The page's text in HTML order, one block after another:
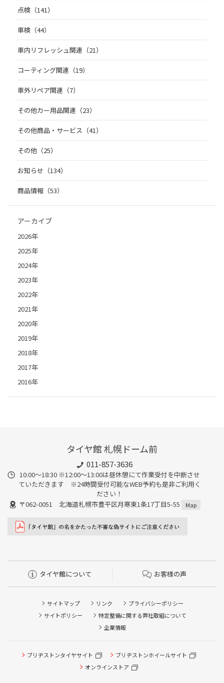
点検（141）
車検（44）
車内リフレッシュ関連（21）
コーティング関連（19）
車外リペア関連（7）
その他カー用品関連（23）
その他商品・サービス（41）
その他（25）
お知らせ（134）
商品情報（53）
アーカイブ
2026年
2025年
2024年
2023年
2022年
2021年
2020年
2019年
2018年
2017年
2016年
タイヤ館 札幌ドーム前
011-857-3636
10:00～18:30 ※12:00～13:00は昼休憩にて作業受付を中断させ
ていただきます ※24時間受付可能なWEB予約も是非ご利用く
ださい！
〒062-0051 北海道札幌市豊平区月寒東1条17丁目5-55
Map
タイヤ館について お客様の声
サイトマップ リンク
プライバシーポリシー
サイトポリシー
特定整備に関する弊社取組について
企業情報
ブリヂストンタイヤサイト
ブリヂストンホイールサイト
オンラインストア
タイヤ点検・安全点検/タイヤ履き替え/オイル交換/その他
ピット作業の予約